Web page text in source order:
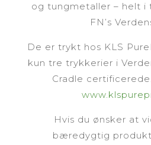
og tungmetaller – helt i
FN’s
De er trykt hos KLS
kun tre trykkerier i
Cradle
Hvis du ønsker at
bæredygtig